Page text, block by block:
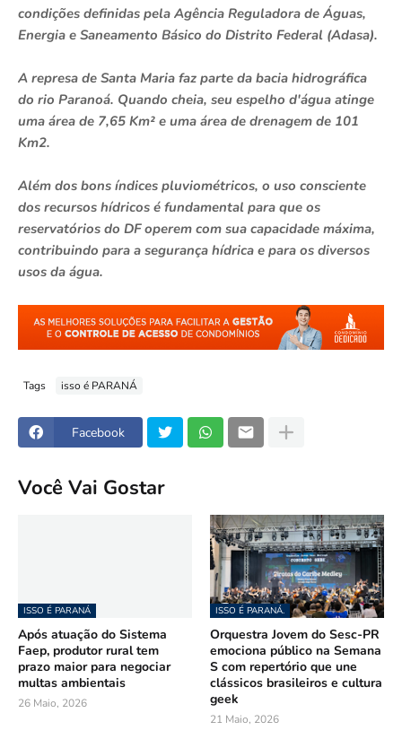
condições definidas pela Agência Reguladora de Águas,
Energia e Saneamento Básico do Distrito Federal (Adasa).
A represa de Santa Maria faz parte da bacia hidrográfica
do rio Paranoá. Quando cheia, seu espelho d'água atinge
uma área de 7,65 Km² e uma área de drenagem de 101
Km2.
Além dos bons índices pluviométricos, o uso consciente
dos recursos hídricos é fundamental para que os
reservatórios do DF operem com sua capacidade máxima,
contribuindo para a segurança hídrica e para os diversos
usos da água.
Tags isso é PARANÁ
Facebook
Você Vai Gostar
ISSO É PARANÁ
Após atuação do Sistema
Faep, produtor rural tem
prazo maior para negociar
multas ambientais
26 Maio, 2026
ISSO É PARANÁ.
Orquestra Jovem do Sesc-PR
emociona público na Semana
S com repertório que une
clássicos brasileiros e cultura
geek
21 Maio, 2026